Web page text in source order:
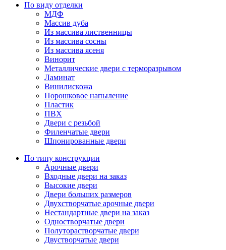
По виду отделки
МДФ
Массив дуба
Из массива лиственницы
Из массива сосны
Из массива ясеня
Винорит
Металлические двери с терморазрывом
Ламинат
Винилискожа
Порошковое напыление
Пластик
ПВХ
Двери с резьбой
Филенчатые двери
Шпонированные двери
По типу конструкции
Арочные двери
Входные двери на заказ
Высокие двери
Двери больших размеров
Двухстворчатые арочные двери
Нестандартные двери на заказ
Одностворчатые двери
Полуторастворчатые двери
Двустворчатые двери